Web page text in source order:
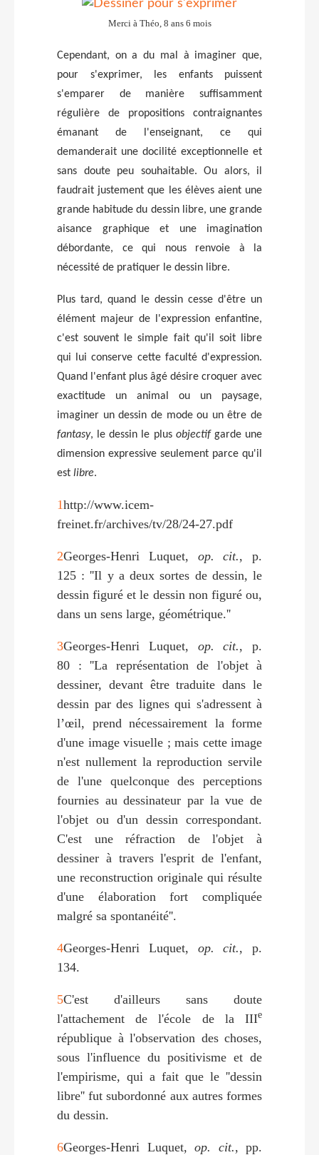
Merci à Théo, 8 ans 6 mois
Cependant, on a du mal à imaginer que,
pour s'exprimer, les enfants puissent
s'emparer de manière suffisamment
régulière de propositions contraignantes
émanant de l'enseignant, ce qui
demanderait une docilité exceptionnelle et
sans doute peu souhaitable. Ou alors, il
faudrait justement que les élèves aient une
grande habitude du dessin libre, une grande
aisance graphique et une imagination
débordante, ce qui nous renvoie à la
nécessité de pratiquer le dessin libre.
Plus tard, quand le dessin cesse d'être un
élément majeur de l'expression enfantine,
c'est souvent le simple fait qu'il soit libre
qui lui conserve cette faculté d'expression.
Quand l'enfant plus âgé désire croquer avec
exactitude un animal ou un paysage,
imaginer un dessin de mode ou un être de
fantasy, le dessin le plus objectif garde une
dimension expressive seulement parce qu'il
est libre.
1http://www.icem-
freinet.fr/archives/tv/28/24-27.pdf
2Georges-Henri Luquet, op. cit., p.
125 : ''Il y a deux sortes de dessin, le
dessin figuré et le dessin non figuré ou,
dans un sens large, géométrique.''
3Georges-Henri Luquet, op. cit., p.
80 : ''La représentation de l'objet à
dessiner, devant être traduite dans le
dessin par des lignes qui s'adressent à
l’œil, prend nécessairement la forme
d'une image visuelle ; mais cette image
n'est nullement la reproduction servile
de l'une quelconque des perceptions
fournies au dessinateur par la vue de
l'objet ou d'un dessin correspondant.
C'est une réfraction de l'objet à
dessiner à travers l'esprit de l'enfant,
une reconstruction originale qui résulte
d'une élaboration fort compliquée
malgré sa spontanéité''.
4Georges-Henri Luquet, op. cit., p.
134.
5C'est d'ailleurs sans doute
l'attachement de l'école de la IIIe
république à l'observation des choses,
sous l'influence du positivisme et de
l'empirisme, qui a fait que le ''dessin
libre'' fut subordonné aux autres formes
du dessin.
6Georges-Henri Luquet, op. cit., pp.